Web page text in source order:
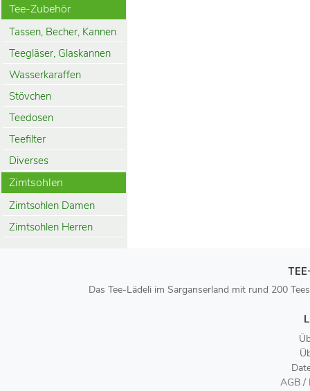
Tee-Zubehör
Tassen, Becher, Kannen
Teegläser, Glaskannen
Wasserkaraffen
Stövchen
Teedosen
Teefilter
Diverses
Zimtsohlen
Zimtsohlen Damen
Zimtsohlen Herren
Das Tee-Lädeli im Sarganserland mit rund 200
AGB /